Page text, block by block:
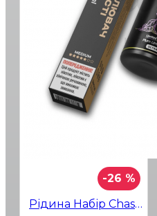
-26 %
Рідина Набір Chaser Black Sour Plum Lime 30мл 5%